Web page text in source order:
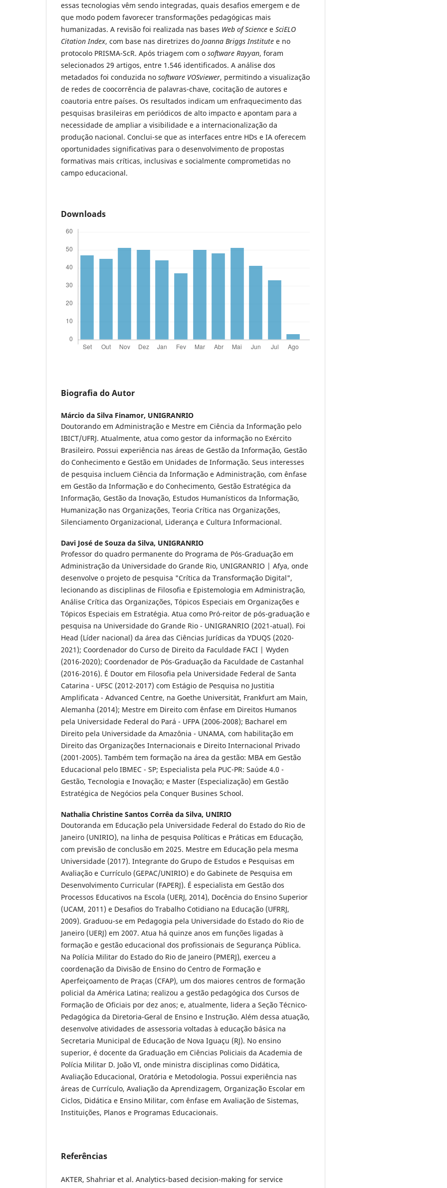
essas tecnologias vêm sendo integradas, quais desafios emergem e de
que modo podem favorecer transformações pedagógicas mais
humanizadas. A revisão foi realizada nas bases Web of Science e SciELO
Citation Index, com base nas diretrizes do Joanna Briggs Institute e no
protocolo PRISMA-ScR. Após triagem com o software Rayyan, foram
selecionados 29 artigos, entre 1.546 identificados. A análise dos
metadados foi conduzida no software VOSviewer, permitindo a visualização
de redes de coocorrência de palavras-chave, cocitação de autores e
coautoria entre países. Os resultados indicam um enfraquecimento das
pesquisas brasileiras em periódicos de alto impacto e apontam para a
necessidade de ampliar a visibilidade e a internacionalização da
produção nacional. Conclui-se que as interfaces entre HDs e IA oferecem
oportunidades significativas para o desenvolvimento de propostas
formativas mais críticas, inclusivas e socialmente comprometidas no
campo educacional.
Downloads
Biografia do Autor
Márcio da Silva Finamor, UNIGRANRIO
Doutorando em Administração e Mestre em Ciência da Informação pelo
IBICT/UFRJ. Atualmente, atua como gestor da informação no Exército
Brasileiro. Possui experiência nas áreas de Gestão da Informação, Gestão
do Conhecimento e Gestão em Unidades de Informação. Seus interesses
de pesquisa incluem Ciência da Informação e Administração, com ênfase
em Gestão da Informação e do Conhecimento, Gestão Estratégica da
Informação, Gestão da Inovação, Estudos Humanísticos da Informação,
Humanização nas Organizações, Teoria Crítica nas Organizações,
Silenciamento Organizacional, Liderança e Cultura Informacional.
Davi José de Souza da Silva, UNIGRANRIO
Professor do quadro permanente do Programa de Pós-Graduação em
Administração da Universidade do Grande Rio, UNIGRANRIO | Afya, onde
desenvolve o projeto de pesquisa "Crítica da Transformação Digital",
lecionando as disciplinas de Filosofia e Epistemologia em Administração,
Análise Crítica das Organizações, Tópicos Especiais em Organizações e
Tópicos Especiais em Estratégia. Atua como Pró-reitor de pós-graduação e
pesquisa na Universidade do Grande Rio - UNIGRANRIO (2021-atual). Foi
Head (Líder nacional) da área das Ciências Jurídicas da YDUQS (2020-
2021); Coordenador do Curso de Direito da Faculdade FACI | Wyden
(2016-2020); Coordenador de Pós-Graduação da Faculdade de Castanhal
(2016-2016). É Doutor em Filosofia pela Universidade Federal de Santa
Catarina - UFSC (2012-2017) com Estágio de Pesquisa no Justitia
Amplificata - Advanced Centre, na Goethe Universität, Frankfurt am Main,
Alemanha (2014); Mestre em Direito com ênfase em Direitos Humanos
pela Universidade Federal do Pará - UFPA (2006-2008); Bacharel em
Direito pela Universidade da Amazônia - UNAMA, com habilitação em
Direito das Organizações Internacionais e Direito Internacional Privado
(2001-2005). Também tem formação na área da gestão: MBA em Gestão
Educacional pelo IBMEC - SP; Especialista pela PUC-PR: Saúde 4.0 -
Gestão, Tecnologia e Inovação; e Master (Especialização) em Gestão
Estratégica de Negócios pela Conquer Busines School.
Nathalia Christine Santos Corrêa da Silva, UNIRIO
Doutoranda em Educação pela Universidade Federal do Estado do Rio de
Janeiro (UNIRIO), na linha de pesquisa Políticas e Práticas em Educação,
com previsão de conclusão em 2025. Mestre em Educação pela mesma
Universidade (2017). Integrante do Grupo de Estudos e Pesquisas em
Avaliação e Currículo (GEPAC/UNIRIO) e do Gabinete de Pesquisa em
Desenvolvimento Curricular (FAPERJ). É especialista em Gestão dos
Processos Educativos na Escola (UERJ, 2014), Docência do Ensino Superior
(UCAM, 2011) e Desafios do Trabalho Cotidiano na Educação (UFRRJ,
2009). Graduou-se em Pedagogia pela Universidade do Estado do Rio de
Janeiro (UERJ) em 2007. Atua há quinze anos em funções ligadas à
formação e gestão educacional dos profissionais de Segurança Pública.
Na Polícia Militar do Estado do Rio de Janeiro (PMERJ), exerceu a
coordenação da Divisão de Ensino do Centro de Formação e
Aperfeiçoamento de Praças (CFAP), um dos maiores centros de formação
policial da América Latina; realizou a gestão pedagógica dos Cursos de
Formação de Oficiais por dez anos; e, atualmente, lidera a Seção Técnico-
Pedagógica da Diretoria-Geral de Ensino e Instrução. Além dessa atuação,
desenvolve atividades de assessoria voltadas à educação básica na
Secretaria Municipal de Educação de Nova Iguaçu (RJ). No ensino
superior, é docente da Graduação em Ciências Policiais da Academia de
Polícia Militar D. João VI, onde ministra disciplinas como Didática,
Avaliação Educacional, Oratória e Metodologia. Possui experiência nas
áreas de Currículo, Avaliação da Aprendizagem, Organização Escolar em
Ciclos, Didática e Ensino Militar, com ênfase em Avaliação de Sistemas,
Instituições, Planos e Programas Educacionais.
Referências
AKTER, Shahriar et al. Analytics-based decision-making for service